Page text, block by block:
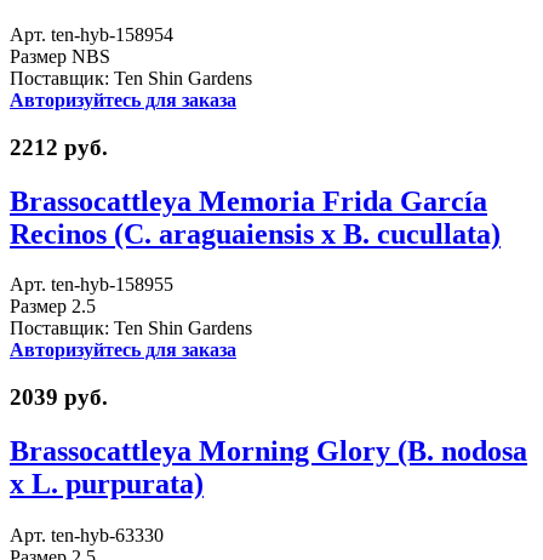
Арт. ten-hyb-158954
Размер NBS
Поставщик: Ten Shin Gardens
Авторизуйтесь для заказа
2212 руб.
Brassocattleya Memoria Frida García
Recinos (C. araguaiensis x B. cucullata)
Арт. ten-hyb-158955
Размер 2.5
Поставщик: Ten Shin Gardens
Авторизуйтесь для заказа
2039 руб.
Brassocattleya Morning Glory (B. nodosa
x L. purpurata)
Арт. ten-hyb-63330